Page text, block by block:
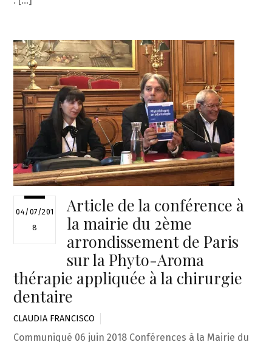
04/07/201
8
Article de la conférence à
la mairie du 2ème
arrondissement de Paris
sur la Phyto-Aroma
thérapie appliquée à la chirurgie
dentaire
CLAUDIA FRANCISCO
Communiqué 06 juin 2018 Conférences à la Mairie du